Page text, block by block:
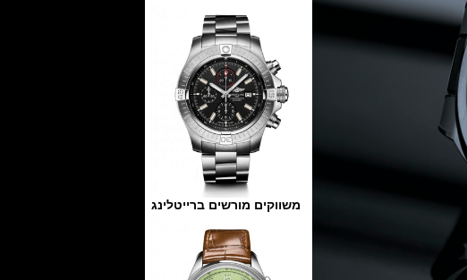
משווקים מורשים ברייטלינג